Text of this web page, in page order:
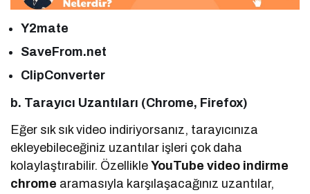
Y2mate
SaveFrom.net
ClipConverter
b. Tarayıcı Uzantıları (Chrome, Firefox)
Eğer sık sık video indiriyorsanız, tarayıcınıza
ekleyebileceğiniz uzantılar işleri çok daha
kolaylaştırabilir. ÖzellikleYouTube video indirme
chrome aramasıyla karşılaşacağınız uzantılar,